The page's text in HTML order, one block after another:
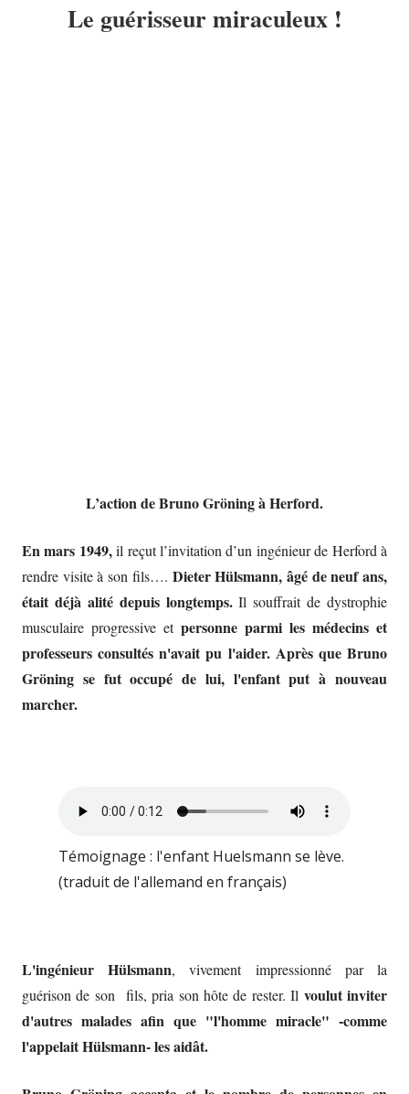
Le guérisseur miraculeux !
L’action de Bruno Gröning à Herford.
En mars 1949,il reçut l’invitation d’un ingénieur de Herford à
rendre visite à son fils…. Dieter Hülsmann, âgé de neuf ans,
était déjà alité depuis longtemps.Il souffrait de dystrophie
musculaire progressive et personne parmi les médecins et
professeurs consultés n'avait pu l'aider. Après que Bruno
Gröning se fut occupé de lui, l'enfant put à nouveau
marcher.
Témoignage : l'enfant Huelsmann se lève.
(traduit de l'allemand en français)
L'ingénieur Hülsmann, vivement impressionné par la
guérison de son fils, pria son hôte de rester. Il voulut inviter
d'autres malades afin que "l'homme miracle" -comme
l'appelait Hülsmann- les aidât.